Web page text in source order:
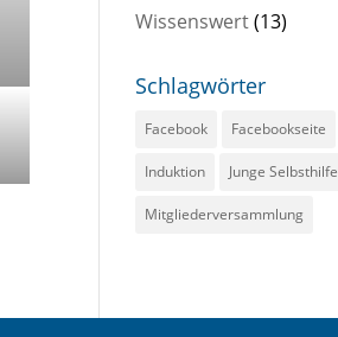
Wissenswert(13)
Schlagwörter
Facebook Facebookseite
Induktion Junge Selbsthilfe
Mitgliederversammlung